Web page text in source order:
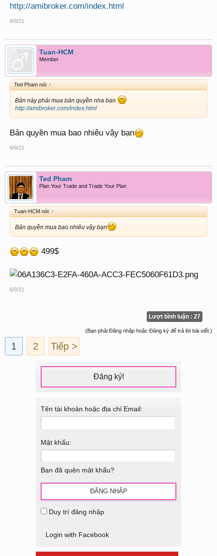
http://amibroker.com/index.html
6/9/21
Tuan-HCM
Member
Ted Pham nói: ↑
Bản này phải mua bản quyền nha bạn
http://amibroker.com/index.html
Bản quyền mua bao nhiêu vậy bạn
6/9/21
Ted Pham
Plan Your Trade and Trade Your Plan
Tuan-HCM nói: ↑
Bản quyền mua bao nhiêu vậy bạn
499$
6/9/21
Lượt bình luận : 27
(Bạn phải Đăng nhập hoặc Đăng ký để trả lời bài viết.)
1 2 Tiếp >
Đăng ký!
Tên tài khoản hoặc địa chỉ Email:
Mật khẩu:
Bạn đã quên mật khẩu?
Duy trì đăng nhập
Login with Facebook